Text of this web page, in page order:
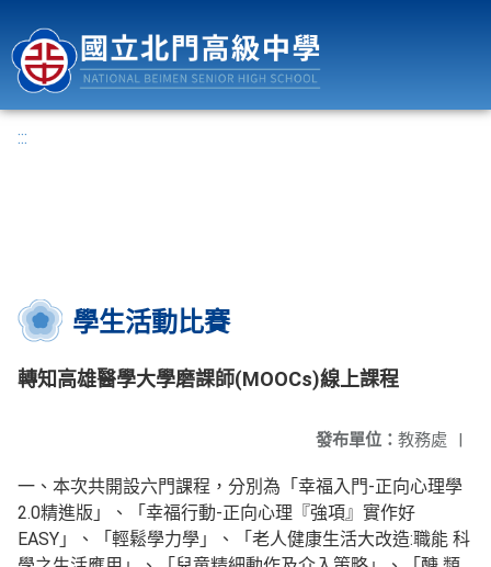
:::
學生活動比賽
轉知高雄醫學大學磨課師(MOOCs)線上課程
發布單位： 教務處 |
一、本次共開設六門課程，分別為「幸福入門-正向心理學
2.0精進版」、「幸福行動-正向心理『強項』實作好
EASY」、「輕鬆學力學」、「老人健康生活大改造:職能 科